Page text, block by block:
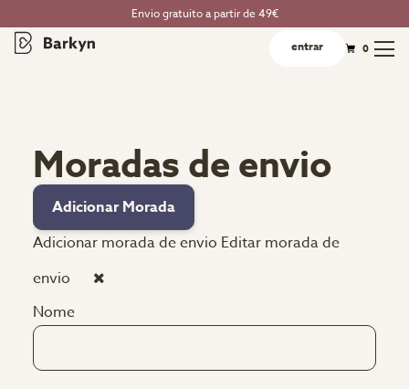
Envio gratuito a partir de 49€
entrar 0
Moradas de envio
Adicionar Morada
Adicionar morada de envio Editar morada de
envio
Nome